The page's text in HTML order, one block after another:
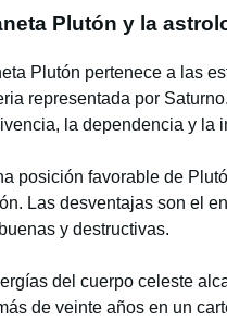
Plutón y la
Plutón pertenece a las
representada por
la dependencia y la
posición favorable de
Las desventajas son el
y destructivas.
del cuerpo celeste
de veinte años en un